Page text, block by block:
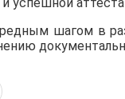
успешной
шагом в